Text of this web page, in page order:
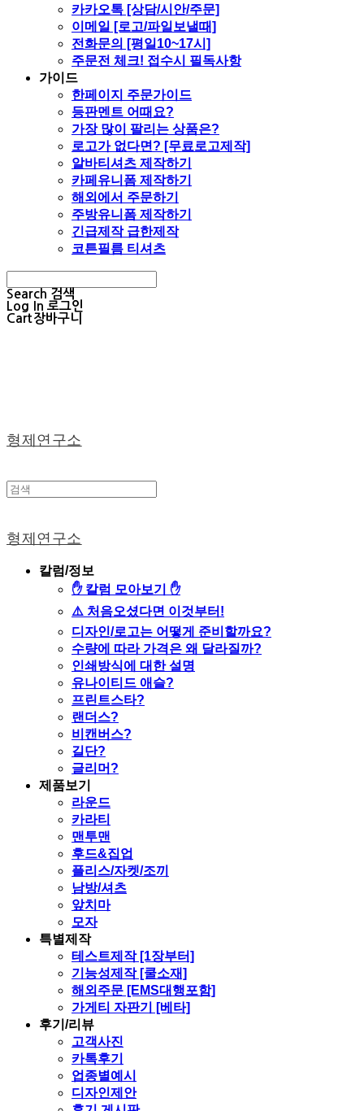
카카오톡 [상담/시안/주문]
이메일 [로고/파일보낼때]
전화문의 [평일10~17시]
주문전 체크! 접수시 필독사항
가이드
한페이지 주문가이드
등판멘트 어때요?
가장 많이 팔리는 상품은?
로고가 없다면? [무료로고제작]
알바티셔츠 제작하기
카페유니폼 제작하기
해외에서 주문하기
주방유니폼 제작하기
긴급제작 급한제작
코튼필름 티셔츠
Search 검색
Log In 로그인
Cart장바구니
형제연구소
형제연구소
칼럼/정보
✋ 칼럼 모아보기 ✋
⚠️ 처음오셨다면 이것부터!
디자인/로고는 어떻게 준비할까요?
수량에 따라 가격은 왜 달라질까?
인쇄방식에 대한 설명
유나이티드 애슬?
프린트스타?
랜더스?
비캔버스?
길단?
글리머?
제품보기
라운드
카라티
맨투맨
후드&집업
플리스/자켓/조끼
남방/셔츠
앞치마
모자
특별제작
테스트제작 [1장부터]
기능성제작 [쿨소재]
해외주문 [EMS대행포함]
가게티 자판기 [베타]
후기/리뷰
고객사진
카톡후기
업종별예시
디자인제안